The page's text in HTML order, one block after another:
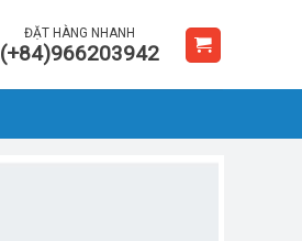
ĐẶT HÀNG NHANH
(+84)966203942